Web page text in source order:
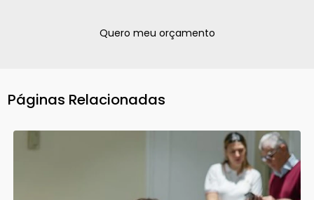
Quero meu orçamento
Páginas Relacionadas